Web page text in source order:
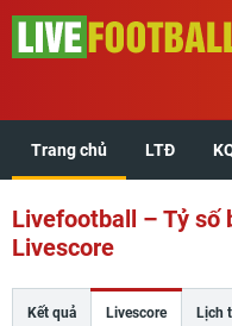
Trang chủ LTĐ
Livefootball – Tỷ số
Livescore
Kết quả Livescore Lịch
Trang chủ
LTĐ
KQBD